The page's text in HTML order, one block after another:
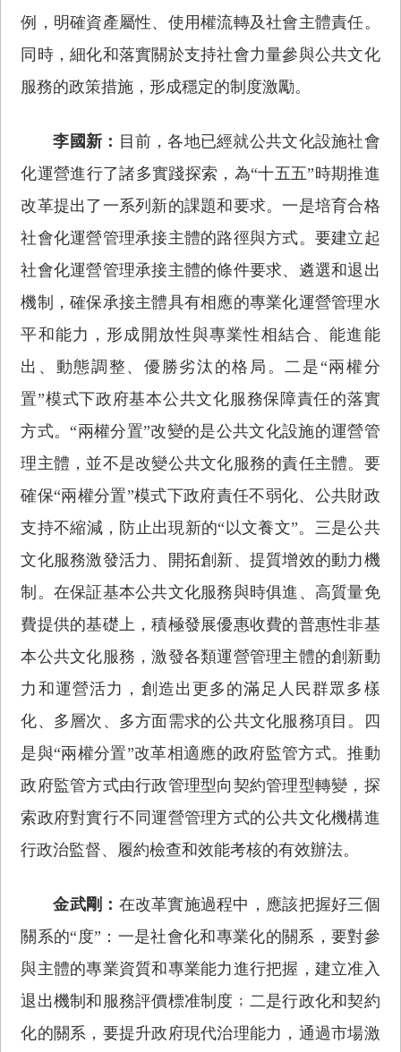
例，明確資產屬性、使用權流轉及社會主體責任。
同時，細化和落實關於支持社會力量參與公共文化
服務的政策措施，形成穩定的制度激勵。
李國新： 目前，各地已經就公共文化設施社會
化運營進行了諸多實踐探索，為“十五五”時期推進
改革提出了一系列新的課題和要求。一是培育合格
社會化運營管理承接主體的路徑與方式。要建立起
社會化運營管理承接主體的條件要求、遴選和退出
機制，確保承接主體具有相應的專業化運營管理水
平和能力，形成開放性與專業性相結合、能進能
出、動態調整、優勝劣汰的格局。二是“兩權分
置”模式下政府基本公共文化服務保障責任的落實
方式。“兩權分置”改變的是公共文化設施的運營管
理主體，並不是改變公共文化服務的責任主體。要
確保“兩權分置”模式下政府責任不弱化、公共財政
支持不縮減，防止出現新的“以文養文”。三是公共
文化服務激發活力、開拓創新、提質增效的動力機
制。在保証基本公共文化服務與時俱進、高質量免
費提供的基礎上，積極發展優惠收費的普惠性非基
本公共文化服務，激發各類運營管理主體的創新動
力和運營活力，創造出更多的滿足人民群眾多樣
化、多層次、多方面需求的公共文化服務項目。四
是與“兩權分置”改革相適應的政府監管方式。推動
政府監管方式由行政管理型向契約管理型轉變，探
索政府對實行不同運營管理方式的公共文化機構進
行政治監督、履約檢查和效能考核的有效辦法。
金武剛： 在改革實施過程中，應該把握好三個
關系的“度”：一是社會化和專業化的關系，要對參
與主體的專業資質和專業能力進行把握，建立准入
退出機制和服務評價標准制度﹔二是行政化和契約
化的關系，要提升政府現代治理能力，通過市場激